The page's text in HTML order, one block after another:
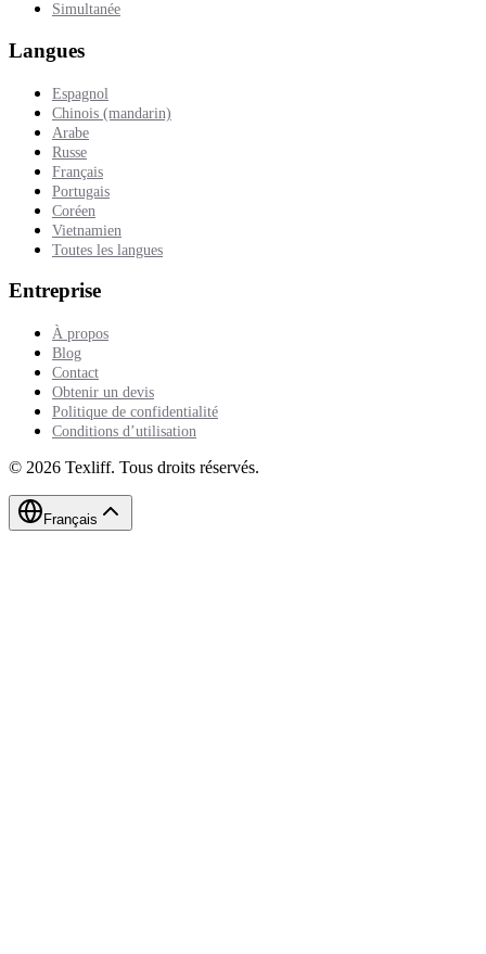
Simultanée
Langues
Espagnol
Chinois (mandarin)
Arabe
Russe
Français
Portugais
Coréen
Vietnamien
Toutes les langues
Entreprise
À propos
Blog
Contact
Obtenir un devis
Politique de confidentialité
Conditions d’utilisation
© 2026 Texliff. Tous droits réservés.
Français